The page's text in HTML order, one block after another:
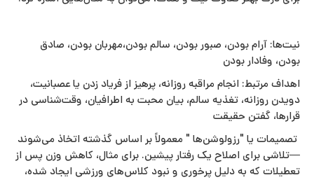
نیت‌ها: آرام بودن، صبور بودن، سالم بودن،مهربان بودن، صادق
بودن، وفادار بودن
اهداف مرتبط: انجام مراقبه روزانه، پرهیز از فریاد زدن یا عصبانیت،
دویدن روزانه، تغذیه سالم، بیان محبت به اطرافیان، وقت‌شناسی در
قرارها، گفتن حقیقت
تصمیمات یا "رزولوشن‌ها " معمولاً بر اساس گذشته اتخاذ می‌شوند
—تلاشی برای اصلاح یک رفتار پیشین. برای مثال، کاهش وزن پس از
تعطیلات که به دلیل پرخوری و نبود کلاس‌های ورزشی ایجاد شده،